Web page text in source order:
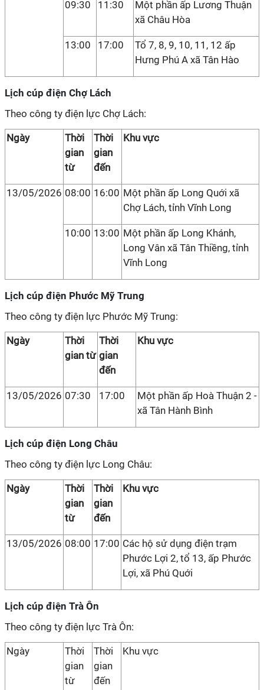
09:30 11:30
Một phần ấp Lương Thuận
xã Châu Hòa
13:00 17:00
Tổ 7, 8, 9, 10, 11, 12 ấp
Hưng Phú A xã Tân Hào
Lịch cúp điện Chợ Lách
Theo công ty điện lực Chợ Lách:
Ngày
Thời
gian
từ
Thời
gian
đến
Khu vực
13/05/2026 08:00 16:00 Một phần ấp Long Quới xã
Chợ Lách, tỉnh Vĩnh Long
10:00 13:00 Một phần ấp Long Khánh,
Long Vân xã Tân Thiềng, tỉnh
Vĩnh Long
Lịch cúp điện Phước Mỹ Trung
Theo công ty điện lực Phước Mỹ Trung:
Ngày
Thời
gian từ
Thời
gian
đến
Khu vực
13/05/2026 07:30 17:00
Một phần ấp Hoà Thuận 2 -
xã Tân Hành Bình
Lịch cúp điện Long Châu
Theo công ty điện lực Long Châu:
Ngày
Thời
gian
từ
Thời
gian
đến
Khu vực
13/05/2026 08:00 17:00 Các hộ sử dụng điện trạm
Phước Lợi 2, tổ 13, ấp Phước
Lợi, xã Phú Quới
Lịch cúp điện Trà Ôn
Theo công ty điện lực Trà Ôn:
Ngày
Thời
gian
từ
Thời
gian
đến
Khu vực